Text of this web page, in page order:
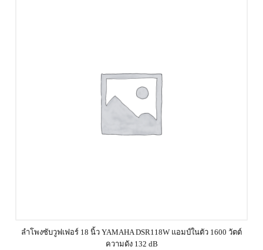
ลำโพงซับวูฟเฟอร์ 18 นิ้ว YAMAHA DSR118W แอมป์ในตัว 1600 วัตต์
ความดัง 132 dB